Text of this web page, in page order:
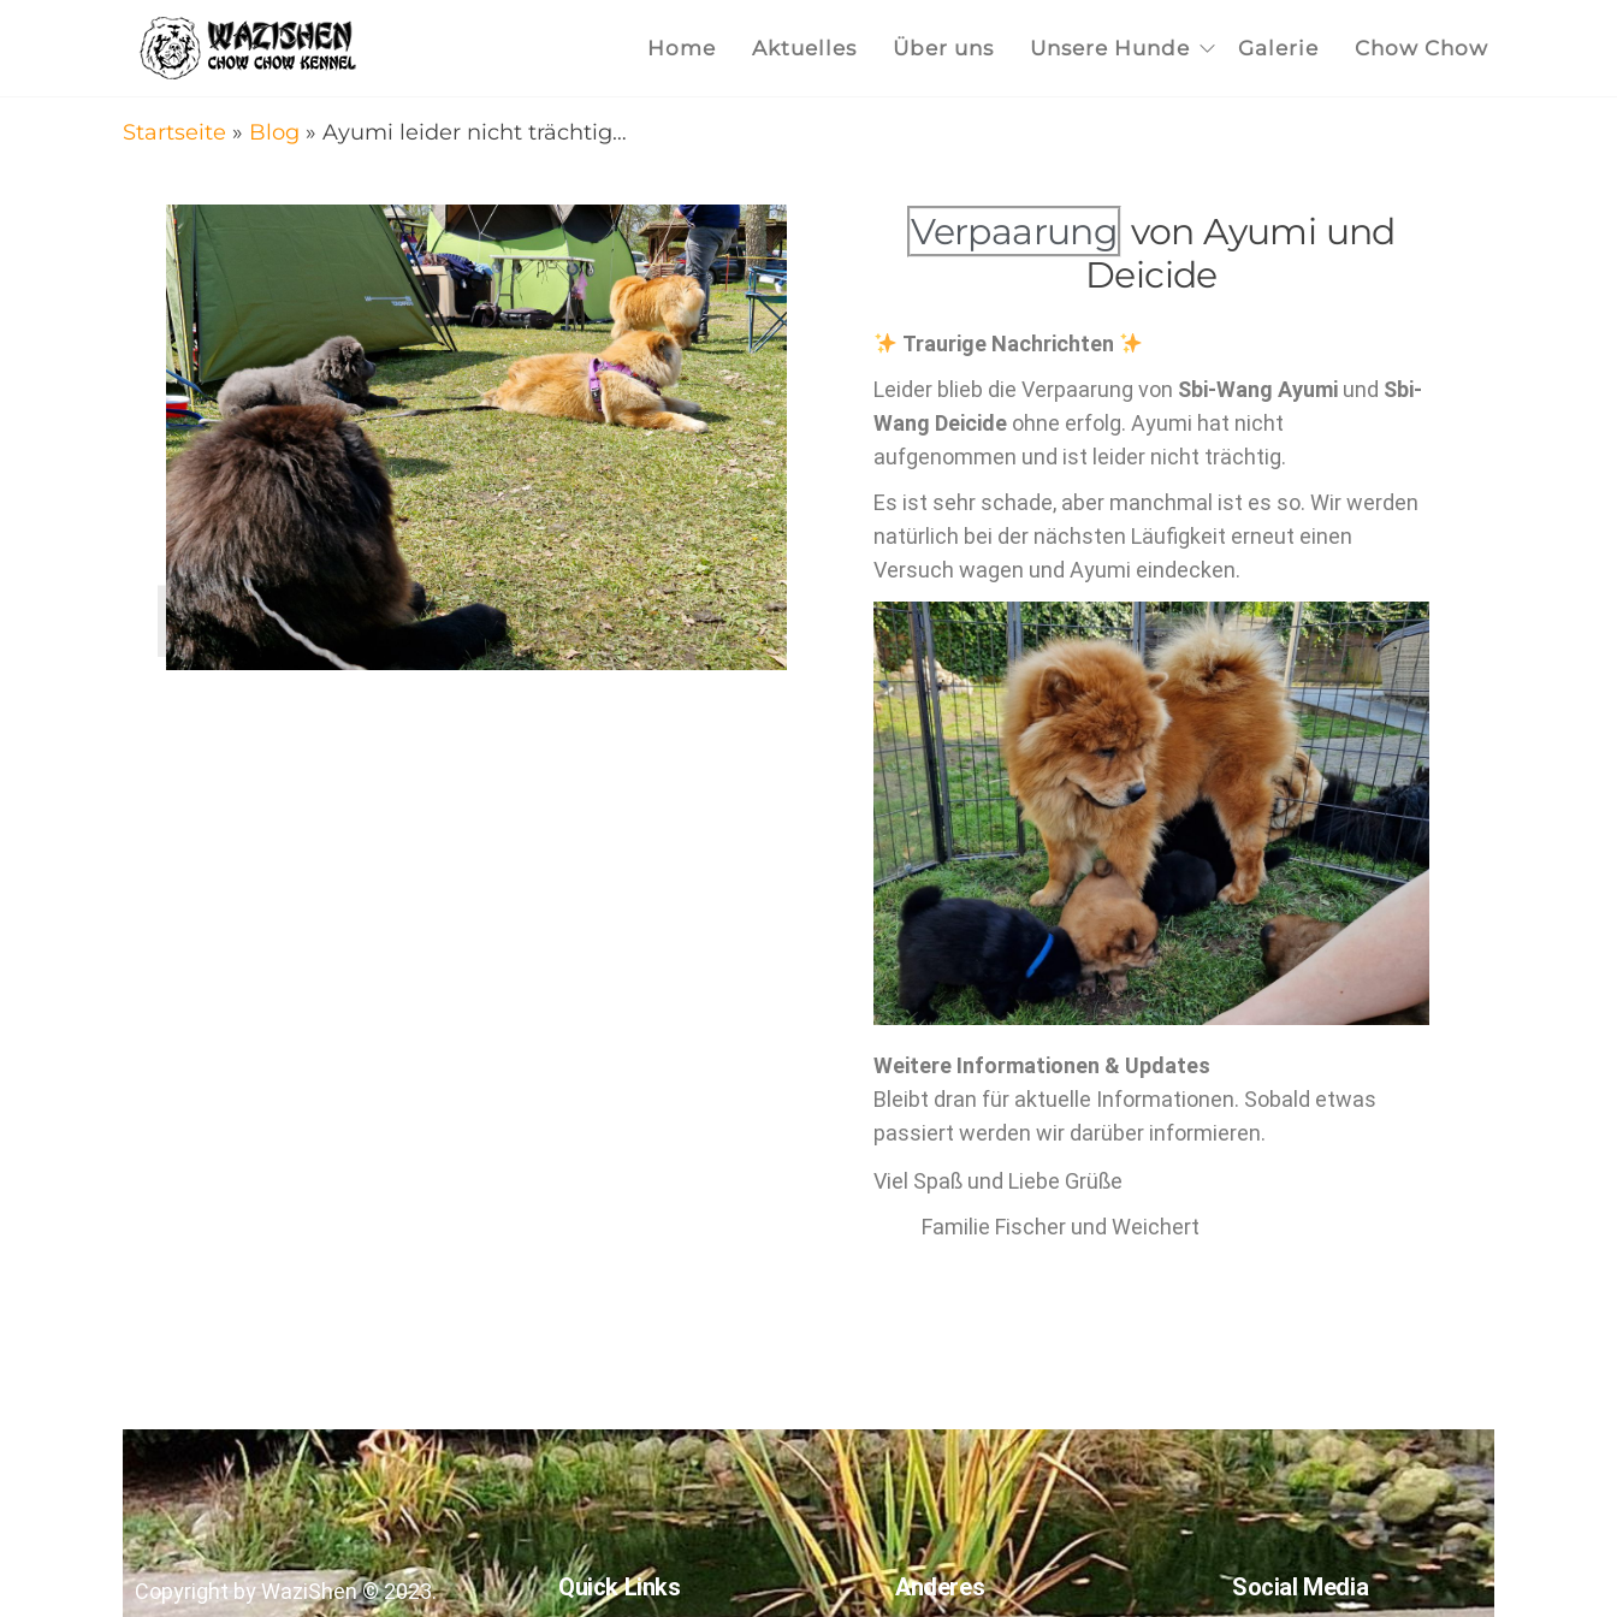
Herz
Home Aktuelles Über uns Unsere Hunde Galerie Chow Chow
Startseite » Blog » Ayumi leider nicht trächtig…
PUPPY
Verpaarung von Ayumi und
Deicide
Traurige Nachrichten
Leider blieb die Verpaarung von Sbi-Wang Ayumi und Sbi-
Wang Deicide ohne erfolg. Ayumi hat nicht
aufgenommen und ist leider nicht trächtig.
Es ist sehr schade, aber manchmal ist es so. Wir werden
natürlich bei der nächsten Läufigkeit erneut einen
Versuch wagen und Ayumi eindecken.
Weitere Informationen & Updates
Bleibt dran für aktuelle Informationen. Sobald etwas
passiert werden wir darüber informieren.
Viel Spaß und Liebe Grüße
Familie Fischer und Weichert
Copyright by WaziShen © 2023. Quick Links Anderes Social Media